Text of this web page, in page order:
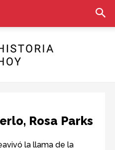
Hoy
Rosa Parks
la llama de la